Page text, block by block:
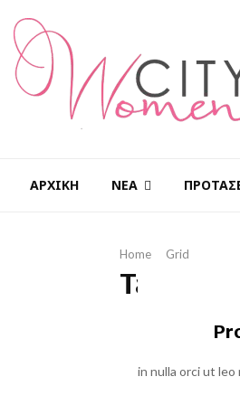
ΑΡΧΙΚΉ ΝΈΑ
Home Grid
Tag : Grid
Pellentesque et
in nulla orci ut leo